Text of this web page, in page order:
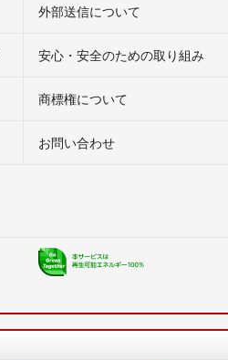
外部送信について
安心・安全のための取り組み
商標権について
お問い合わせ